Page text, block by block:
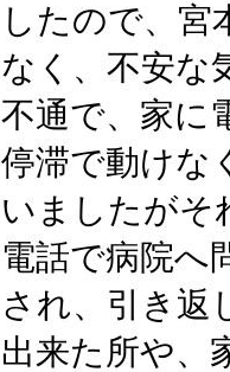
したので、宮
なく、不安な
不通で、家に
停滞で動けな
いましたがそ
電話で病院へ
され、引き返
出来た所や、